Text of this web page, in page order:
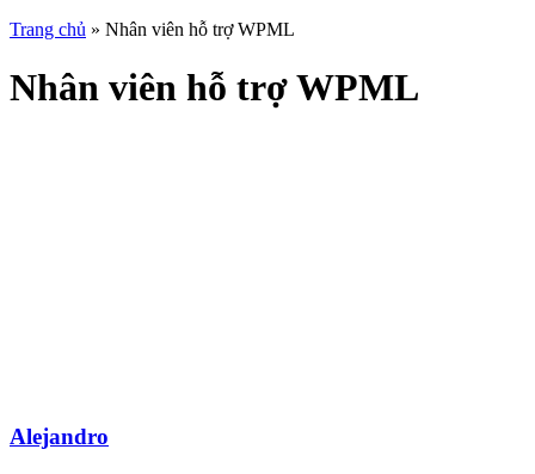
Trang chủ » Nhân viên hỗ trợ WPML
Nhân viên hỗ trợ WPML
Alejandro